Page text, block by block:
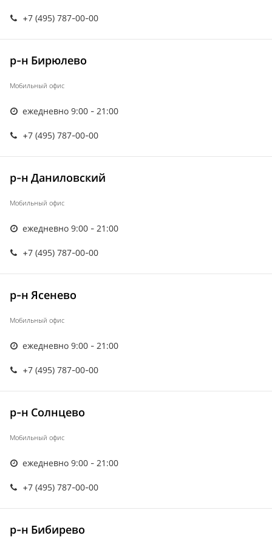
+7 (495) 787-00-00
р-н Бирюлево
Мобильный офис
ежедневно 9:00 - 21:00
+7 (495) 787-00-00
р-н Даниловский
Мобильный офис
ежедневно 9:00 - 21:00
+7 (495) 787-00-00
р-н Ясенево
Мобильный офис
ежедневно 9:00 - 21:00
+7 (495) 787-00-00
р-н Солнцево
Мобильный офис
ежедневно 9:00 - 21:00
+7 (495) 787-00-00
р-н Бибирево